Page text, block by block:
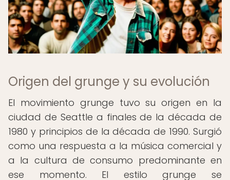
Origen del grunge y su evolución
El movimiento grunge tuvo su origen en la
ciudad de Seattle a finales de la década de
1980 y principios de la década de 1990. Surgió
como una respuesta a la música comercial y
a la cultura de consumo predominante en
ese momento. El estilo grunge se